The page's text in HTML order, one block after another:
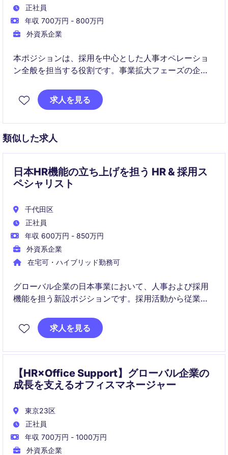
正社員
年収 700万円 - 800万円
外資系企業
本ポジションは、採用を中心とした人事オペレーショ
ン全般を担当する役割です。事業拡大フェーズの企業
できます。求人を見る
類似した求人
日本HR機能の立ち上げを担う HR & 採用ス
ペシャリスト
千代田区
正社員
年収 600万円 - 850万円
外資系企業
在宅可・ハイブリッド勤務可
グローバル企業の日本事業において、人事および採用
機能を担う新設ポジションです。採用活動から従業員
People戦略の推進に貢献いただきます。
求人を見る
【HR×Office Support】グローバル企業の
成長を支えるオフィスマネージャー
東京23区
正社員
年収 700万円 - 1000万円
外資系企業